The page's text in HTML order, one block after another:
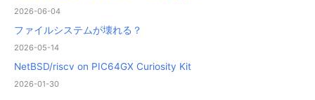
2026-06-04
ファイルシステムが壊れる？
2026-05-14
NetBSD/riscv on PIC64GX Curiosity Kit
2026-01-30